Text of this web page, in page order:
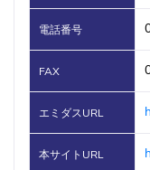
電話番号
FAX
エミダスURL
本サイトURL